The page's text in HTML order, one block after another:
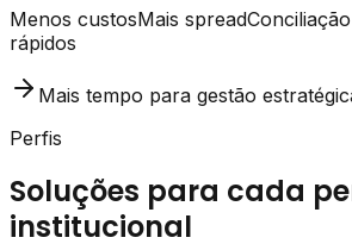
Menos custosMais spread
rápidos
Mais tempo para gestão
Perfis
Soluções para cada
institucional